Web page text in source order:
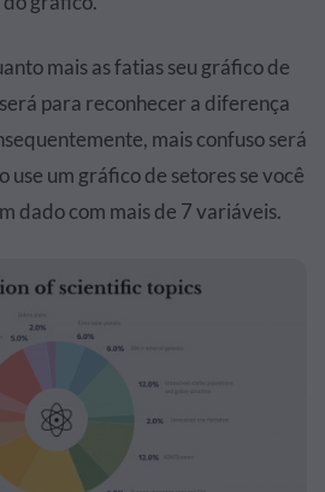
mais as fatias seu gráfico de
para reconhecer a diferença
mais confuso será
use um gráfico de setores se você
dado com mais de 7 variáveis.